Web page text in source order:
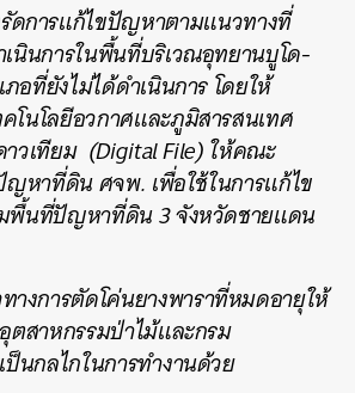
แก้ไขปัญหาตามแนวทางที่
เนินการในพื้นที่บริเวณอุทยานบูโด-
อที่ยังไม่ได้ดำเนินการ โดยให้
นโลยีอวกาศและภูมิสารสนเทศ
วเทียม (Digital File) ให้คณะ
หาที่ดิน ศจพ. เพื่อใช้ในการแก้ไข
นที่ปัญหาที่ดิน 3 จังหวัดชายแดน
างการตัดโค่นยางพาราที่หมดอายุให้
สาหกรรมป่าไม้และกรม
นกลไกในการทำงานด้วย